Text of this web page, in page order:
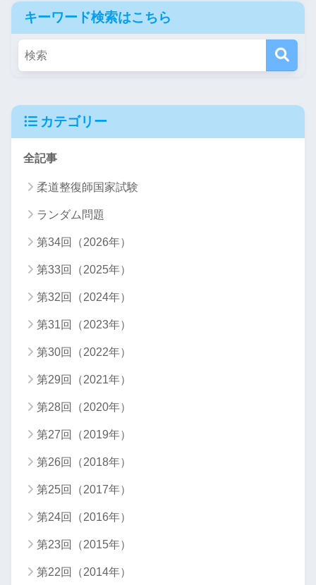
キーワード検索はこちら
カテゴリー
全記事
柔道整復師国家試験
ランダム問題
第34回（2026年）
第33回（2025年）
第32回（2024年）
第31回（2023年）
第30回（2022年）
第29回（2021年）
第28回（2020年）
第27回（2019年）
第26回（2018年）
第25回（2017年）
第24回（2016年）
第23回（2015年）
第22回（2014年）